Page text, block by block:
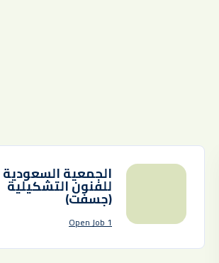
الجمعية السعودية
للفنون التشكيلية
(جسفت)
1 Open Job